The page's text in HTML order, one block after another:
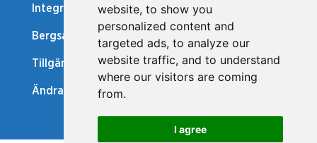
website, to show you
personalized content and
targeted ads, to analyze our
website traffic, and to understand
where our visitors are coming
from.
I agree
Integritetspolicy
Bergsåker Nytt
Tillgänglighetsredogörelse
Ändra cookie-inställningar